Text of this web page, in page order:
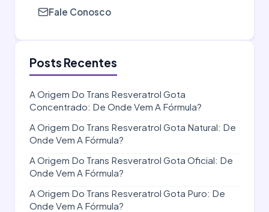
Fale Conosco
Posts Recentes
A Origem Do Trans Resveratrol Gota
Concentrado: De Onde Vem A Fórmula?
A Origem Do Trans Resveratrol Gota Natural: De
Onde Vem A Fórmula?
A Origem Do Trans Resveratrol Gota Oficial: De
Onde Vem A Fórmula?
A Origem Do Trans Resveratrol Gota Puro: De
Onde Vem A Fórmula?